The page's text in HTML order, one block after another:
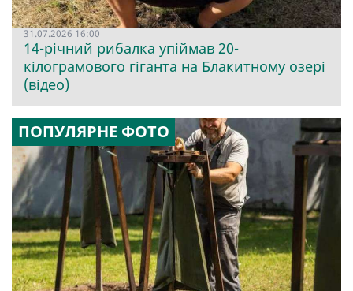
31.07.2026 16:00
14-річний рибалка упіймав 20-
кілограмового гіганта на Блакитному озері
(відео)
ПОПУЛЯРНЕ ФОТО